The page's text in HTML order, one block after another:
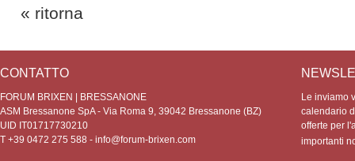
« ritorna
CONTATTO
FORUM BRIXEN | BRESSANONE
ASM Bressanone SpA - Via Roma 9, 39042 Bressanone (BZ)
UID IT01717730210
T +39 0472 275 588 - info@forum-brixen.com
Le inviamo
calendario
offerte per
importanti